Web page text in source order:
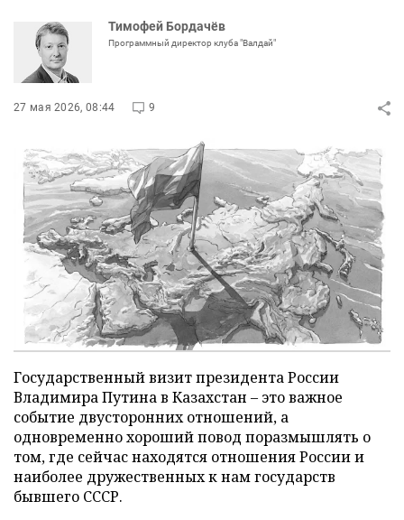
Тимофей Бордачёв
Программный директор клуба "Валдай"
27 мая 2026, 08:44 9
Государственный визит президента России
Владимира Путина в Казахстан – это важное
событие двусторонних отношений, а
одновременно хороший повод поразмышлять о
том, где сейчас находятся отношения России и
наиболее дружественных к нам государств
бывшего СССР.